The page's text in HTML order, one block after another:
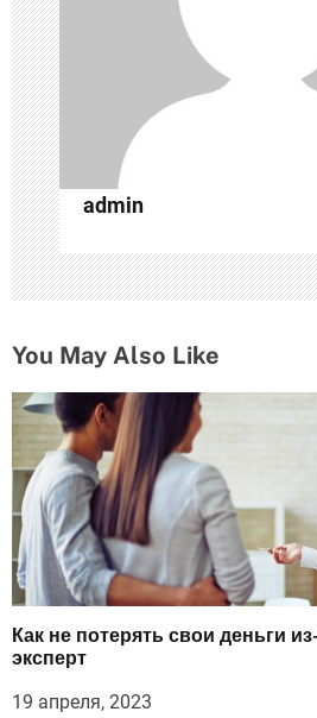
з
а
п
и
с
я
м
admin
You May Also Like
Как не потерять свои деньги
эксперт
19 апреля, 2023